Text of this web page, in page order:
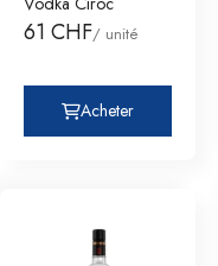
61 CHF/ unité
Acheter